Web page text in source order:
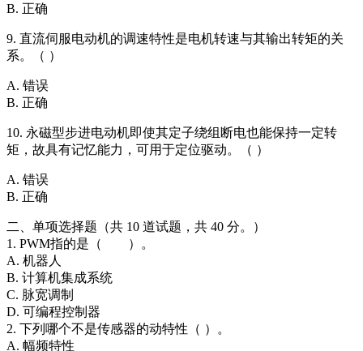
B. 正确
9. 直流伺服电动机的调速特性是电机转速与其输出转矩的关
系。（ ）
A. 错误
B. 正确
10. 永磁型步进电动机即使其定子绕组断电也能保持一定转
矩，故具有记忆能力，可用于定位驱动。（ ）
A. 错误
B. 正确
二、单项选择题（共 10 道试题，共 40 分。）
1. PWM指的是（ ）。
A. 机器人
B. 计算机集成系统
C. 脉宽调制
D. 可编程控制器
2. 下列哪个不是传感器的动特性（ ）。
A. 幅频特性